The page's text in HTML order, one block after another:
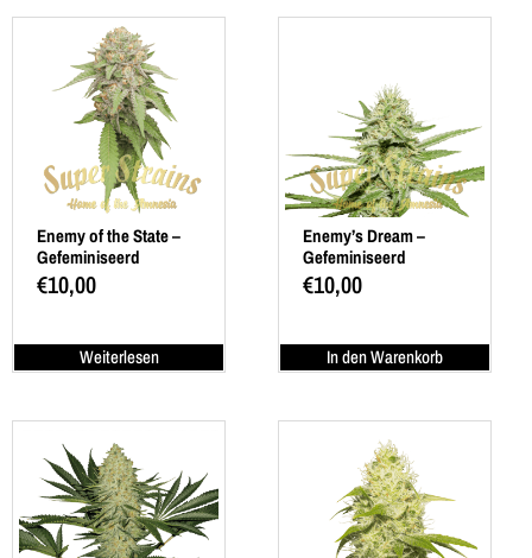
Enemy of the State –
Gefeminiseerd
€10,00
Weiterlesen
Enemy’s Dream –
Gefeminiseerd
€10,00
In den Warenkorb